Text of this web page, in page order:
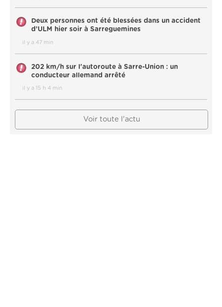
Deux personnes ont été blessées dans un accident
d’ULM hier soir à Sarreguemines
il y a 47 min
202 km/h sur l'autoroute à Sarre-Union : un
conducteur allemand arrêté
il y a 15 h 4 min
Voir toute l'actu